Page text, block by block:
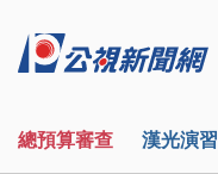
總預算審查 漢光演習